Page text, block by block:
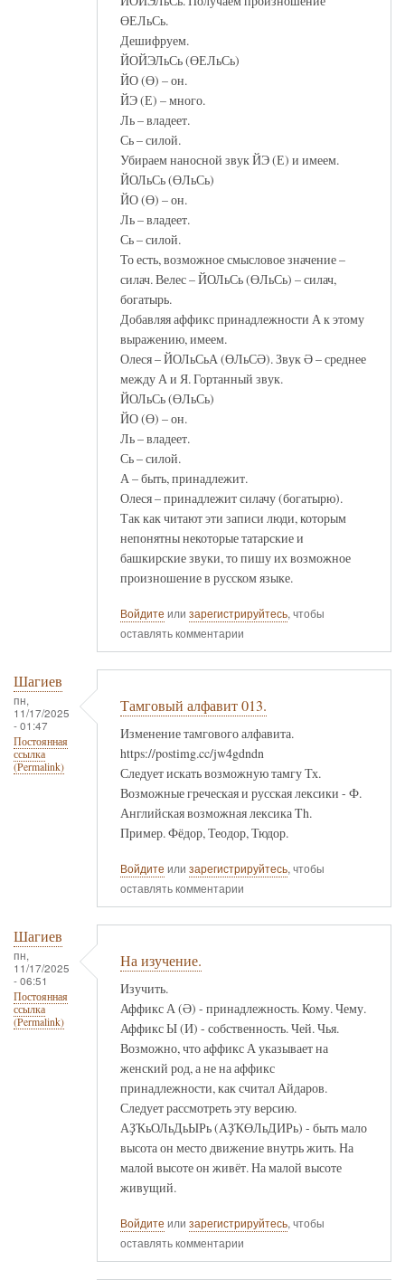
ӨЕЛьСь.
Дешифруем.
ЙОЙЭЛьСь (ӨЕЛьСь)
ЙО (Ө) – он.
ЙЭ (Е) – много.
Ль – владеет.
Сь – силой.
Убираем наносной звук ЙЭ (Е) и имеем.
ЙОЛьСь (ӨЛьСь)
ЙО (Ө) – он.
Ль – владеет.
Сь – силой.
То есть, возможное смысловое значение –
силач. Велес – ЙОЛьСь (ӨЛьСь) – силач,
богатырь.
Добавляя аффикс принадлежности А к этому
выражению, имеем.
Олеся – ЙОЛьСьА (ӨЛьСӘ). Звук Ә – среднее
между А и Я. Гортанный звук.
ЙОЛьСь (ӨЛьСь)
ЙО (Ө) – он.
Ль – владеет.
Сь – силой.
А – быть, принадлежит.
Олеся – принадлежит силачу (богатырю).
Так как читают эти записи люди, которым
непонятны некоторые татарские и
башкирские звуки, то пишу их возможное
произношение в русском языке.
Войдите или зарегистрируйтесь, чтобы
оставлять комментарии
Шагиев
пн,
11/17/2025
- 01:47
Постоянная
ссылка
(Permalink)
Тамговый алфавит 013.
Изменение тамгового алфавита.
https://postimg.cc/jw4gdndn
Следует искать возможную тамгу Тх.
Возможные греческая и русская лексики - Ф.
Английская возможная лексика Th.
Пример. Фёдор, Теодор, Тюдор.
Войдите или зарегистрируйтесь, чтобы
оставлять комментарии
Шагиев
пн,
11/17/2025
- 06:51
Постоянная
ссылка
(Permalink)
На изучение.
Изучить.
Аффикс А (Ә) - принадлежность. Кому. Чему.
Аффикс Ы (И) - собственность. Чей. Чья.
Возможно, что аффикс А указывает на
женский род, а не на аффикс
принадлежности, как считал Айдаров.
Следует рассмотреть эту версию.
АҘҠьОЛьДьЫРь (АҘҠӨЛьДИРь) - быть мало
высота он место движение внутрь жить. На
малой высоте он живёт. На малой высоте
живущий.
Войдите или зарегистрируйтесь, чтобы
оставлять комментарии